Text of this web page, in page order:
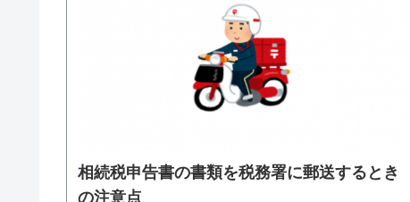
相続税申告書の書類を税務署に郵送するとき
の注意点